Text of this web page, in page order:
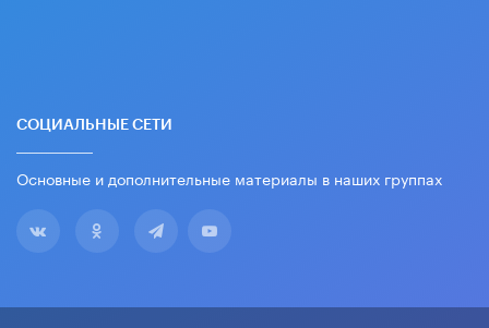
СОЦИАЛЬНЫЕ СЕТИ
Основные и дополнительные материалы в наших группах